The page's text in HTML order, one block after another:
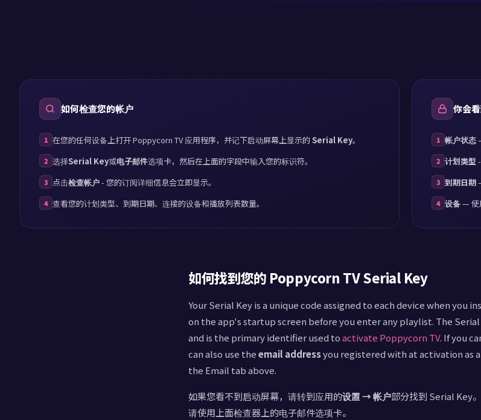
macos
player
ios
player
iphone
player
如何检查您的帐户
1 在您的任何设备上打开 Poppycorn TV 应用程序，并记下启动屏幕上显示的Serial Key。
2 选择Serial Key或电子邮件选项卡，然后在上面的字段中输入您的标识符。
3 点击检查帐户- 您的订阅详细信息会立即显示。
4 查看您的计划类型、到期日期、连接的设备和播放列表数量。
你会
1 帐户状态
2 计划类型
3 到期日期
4 设备— 使
如何找到您的 Poppycorn TV Serial Key
Your Serial Key is a unique code assigned to each device when you
on the app's startup screen before you enter any playlist. The
and is the primary identifier used toactivate Poppycorn TV. If you
can also use theemail addressyou registered with at activation as
the Email tab above.
如果您看不到启动屏幕，请转到应用的设置 → 帐户部分找到 Serial Key
请使用上面检查器上的电子邮件选项卡。